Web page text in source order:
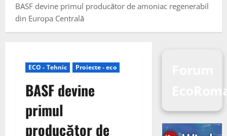
BASF devine primul producător de amoniac regenerabil
din Europa Centrală
ECO - Tehnic Proiecte - eco
BASF devine
primul
producător de